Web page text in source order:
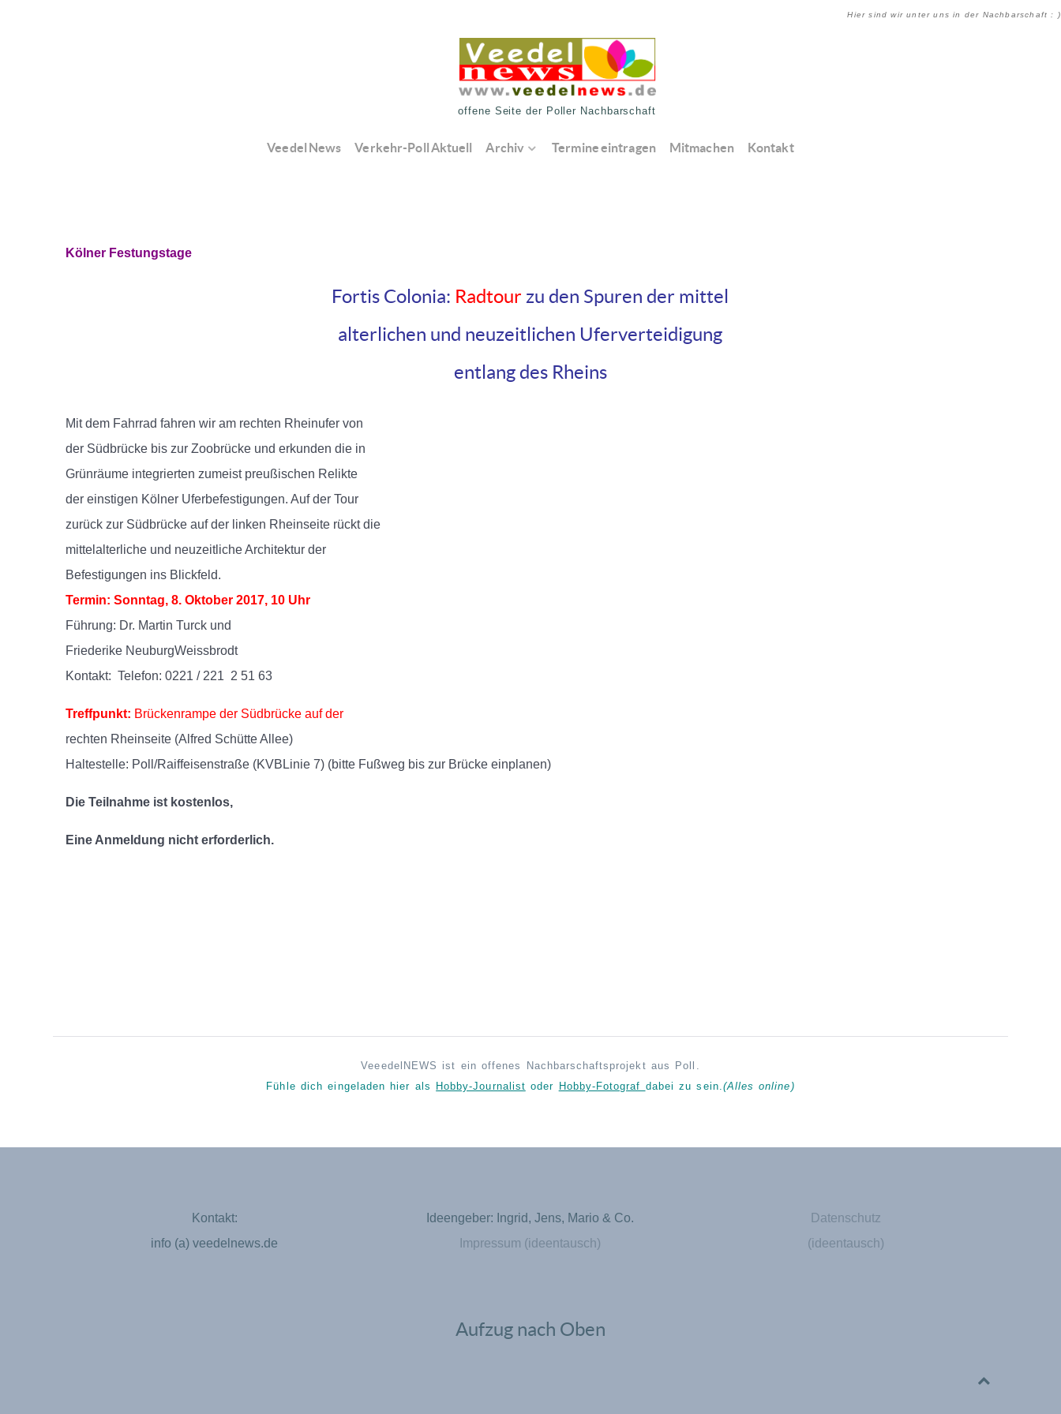
Hier sind wir unter uns in der Nachbarschaft : )
offene Seite der Poller Nachbarschaft
Veedel News Verkehr-Poll Aktuell Archiv Termine eintragen Mitmachen Kontakt
Kölner Festungstage
Fortis Colonia: Radtour zu den Spuren der mittel­
alterlichen und neuzeitlichen Uferverteidigung
entlang des Rheins
Mit dem Fahrrad fahren wir am rechten Rheinufer von
der Südbrücke bis zur Zoobrücke und erkunden die in
Grünräume integrierten zumeist preußischen Relikte
der einstigen Kölner Uferbefestigungen. Auf der Tour
zurück zur Südbrücke auf der linken Rheinseite rückt die
mittelalterliche und neuzeitliche Architektur der
Befestigungen ins Blickfeld.
Termin: Sonntag, 8. Oktober 2017, 10 Uhr
Führung: Dr. Martin Turck und
Friederike Neuburg­Weissbrodt
Kontakt: Telefon: 0221 / 221 ­ 2 51 63
Treffpunkt: Brückenrampe der Südbrücke auf der
rechten Rheinseite (Alfred­ Schütte­ Allee)
Haltestelle: Poll/Raiffeisenstraße (KVB­Linie 7) (bitte Fußweg bis zur Brücke einplanen)
Die Teilnahme ist kostenlos,
Eine Anmeldung nicht erforderlich.
VeeedelNEWS ist ein offenes Nachbarschaftsprojekt aus Poll.
Fühle dich eingeladen hier als
Hobby-Journalist oder Hobby-Fotograf dabei zu sein. (Alles online)
Kontakt:
info (a) veedelnews.de
Ideengeber: Ingrid, Jens, Mario & Co.
Impressum (ideentausch)
Datenschutz
(ideentausch)
Aufzug nach Oben